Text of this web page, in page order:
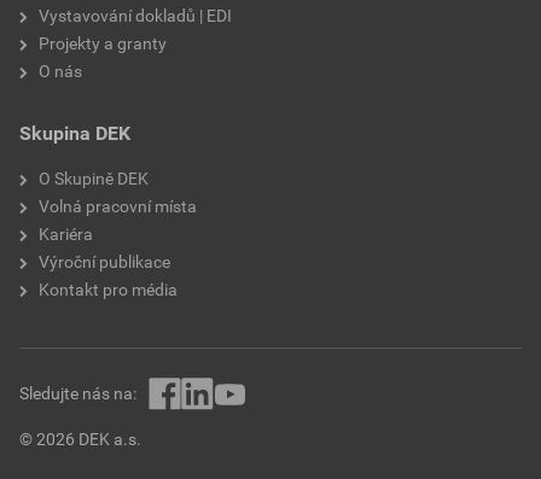
Vystavování dokladů | EDI
Projekty a granty
O nás
Skupina DEK
O Skupině DEK
Volná pracovní místa
Kariéra
Výroční publikace
Kontakt pro média
© 2026 DEK a.s.
Sledujte nás na: